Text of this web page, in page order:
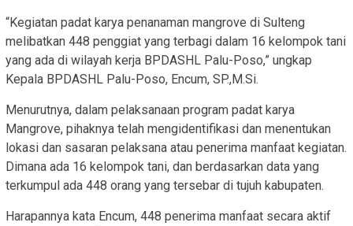
“Kegiatan padat karya penanaman mangrove di Sulteng
melibatkan 448 penggiat yang terbagi dalam 16 kelompok tani
yang ada di wilayah kerja BPDASHL Palu-Poso,” ungkap
Kepala BPDASHL Palu-Poso, Encum, SP.,M.Si.
Menurutnya, dalam pelaksanaan program padat karya
Mangrove, pihaknya telah mengidentifikasi dan menentukan
lokasi dan sasaran pelaksana atau penerima manfaat kegiatan.
Dimana ada 16 kelompok tani, dan berdasarkan data yang
terkumpul ada 448 orang yang tersebar di tujuh kabupaten.
Harapannya kata Encum, 448 penerima manfaat secara aktif